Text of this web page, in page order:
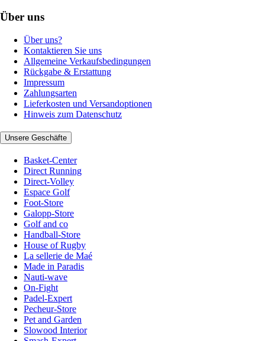
Über uns
Über uns?
Kontaktieren Sie uns
Allgemeine Verkaufsbedingungen
Rückgabe & Erstattung
Impressum
Zahlungsarten
Lieferkosten und Versandoptionen
Hinweis zum Datenschutz
Unsere Geschäfte
Basket-Center
Direct Running
Direct-Volley
Espace Golf
Foot-Store
Galopp-Store
Golf and co
Handball-Store
House of Rugby
La sellerie de Maé
Made in Paradis
Nauti-wave
On-Fight
Padel-Expert
Pecheur-Store
Pet and Garden
Slowood Interior